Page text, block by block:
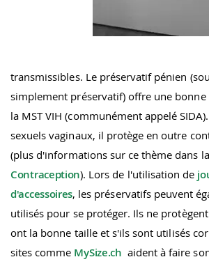
transmissibles. Le préservatif pénien
simplement préservatif) offre une
la MST VIH (communément appelé
sexuels vaginaux, il protège en outre
(plus d'informations sur ce thème dans
Contraception). Lors de l'utilisation de
d'accessoires, les préservatifs peuvent
utilisés pour se protéger. Ils ne
ont la bonne taille et s'ils sont utilisés
sites comme MySize.ch aident à faire